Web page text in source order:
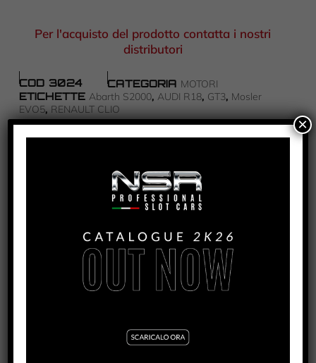
Per l'acquisto del prodotto contatta i nostri
distributori
COD 3024 CATEGORIA MOTORI
ETICHETTE Abarth S2000, AUDI R18, GT3, Mosler
EVO5, RENAULT CLIO
PRODOTTI CORRELATI
BMW Z4 GT3 – ROCKINGAM 2015 – #63
×